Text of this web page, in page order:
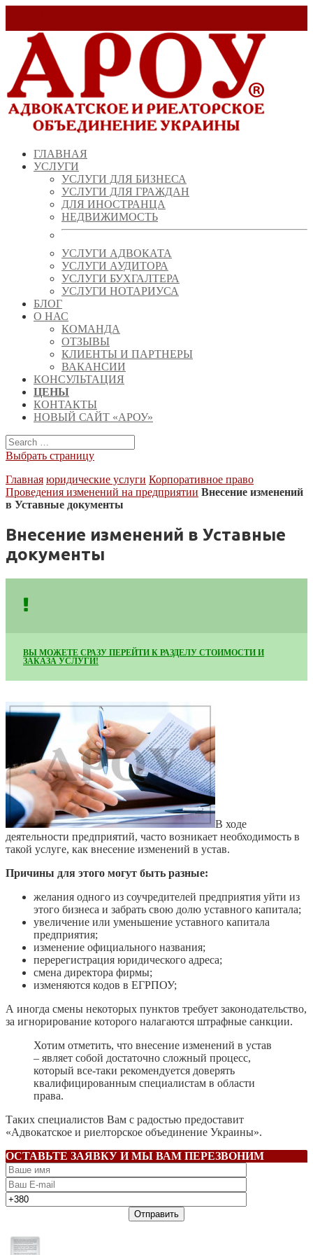
ГЛАВНАЯ
УСЛУГИ
УСЛУГИ ДЛЯ БИЗНЕСА
УСЛУГИ ДЛЯ ГРАЖДАН
ДЛЯ ИНОСТРАНЦА
НЕДВИЖИМОСТЬ
УСЛУГИ АДВОКАТА
УСЛУГИ АУДИТОРА
УСЛУГИ БУХГАЛТЕРА
УСЛУГИ НОТАРИУСА
БЛОГ
О НАС
КОМАНДА
ОТЗЫВЫ
КЛИЕНТЫ И ПАРТНЕРЫ
ВАКАНСИИ
КОНСУЛЬТАЦИЯ
ЦЕНЫ
КОНТАКТЫ
НОВЫЙ САЙТ «АРОУ»
Выбрать страницу
Главная юридические услуги Корпоративное право
Проведения изменений на предприятии Внесение изменений
в Уставные документы
Внесение изменений в Уставные
документы
ВЫ МОЖЕТЕ СРАЗУ ПЕРЕЙТИ К РАЗДЕЛУ СТОИМОСТИ И
ЗАКАЗА УСЛУГИ!
В ходе
деятельности предприятий, часто возникает необходимость в
такой услуге, как внесение изменений в устав.
Причины для этого могут быть разные:
желания одного из соучредителей предприятия уйти из
этого бизнеса и забрать свою долю уставного капитала;
увеличение или уменьшение уставного капитала
предприятия;
изменение официального названия;
перерегистрация юридического адреса;
смена директора фирмы;
изменяются кодов в ЕГРПОУ;
А иногда смены некоторых пунктов требует законодательство,
за игнорирование которого налагаются штрафные санкции.
Хотим отметить, что внесение изменений в устав
– являет собой достаточно сложный процесс,
который все-таки рекомендуется доверять
квалифицированным специалистам в области
права.
Таких специалистов Вам с радостью предоставит
«Адвокатское и риелторское объединение Украины».
ОСТАВЬТЕ ЗАЯВКУ И МЫ ВАМ ПЕРЕЗВОНИМ